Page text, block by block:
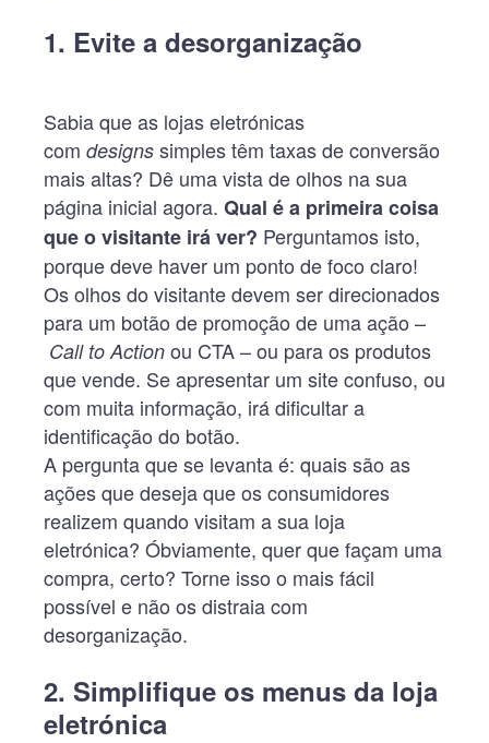
1. Evite a desorganização
Sabia que as lojas eletrónicas
com designs simples têm taxas de conversão
mais altas? Dê uma vista de olhos na sua
página inicial agora. Qual é a primeira coisa
que o visitante irá ver? Perguntamos isto,
porque deve haver um ponto de foco claro!
Os olhos do visitante devem ser direcionados
para um botão de promoção de uma ação –
Call to Action ou CTA – ou para os produtos
que vende. Se apresentar um site confuso, ou
com muita informação, irá dificultar a
identificação do botão.
A pergunta que se levanta é: quais são as
ações que deseja que os consumidores
realizem quando visitam a sua loja
eletrónica? Óbviamente, quer que façam uma
compra, certo? Torne isso o mais fácil
possível e não os distraia com
desorganização.
2. Simplifique os menus da loja
eletrónica